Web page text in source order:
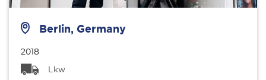
Berlin, Germany
2018
Lkw